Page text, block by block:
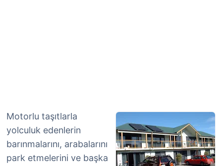
Motorlu taşıtlarla
yolculuk edenlerin
barınmalarını, arabalarını
park etmelerini ve başka